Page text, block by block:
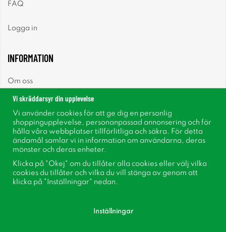
FAQ
Logga in
INFORMATION
Om oss
Nyhetsbrev
Om cookies
Inspiration
Vi skräddarsyr din upplevelse
Vi använder cookies för att ge dig en personlig
shoppingupplevelse, personanpassad annonsering och för
hålla våra webbplatser tillförlitliga och säkra. För detta
ändamål samlar vi in information om användarna, deras
mönster och deras enheter.
Klicka på "Okej" om du tillåter alla cookies eller välj vilka
cookies du tillåter och vilka du vill stänga av genom att
klicka på "Inställningar" nedan.
Inställningar